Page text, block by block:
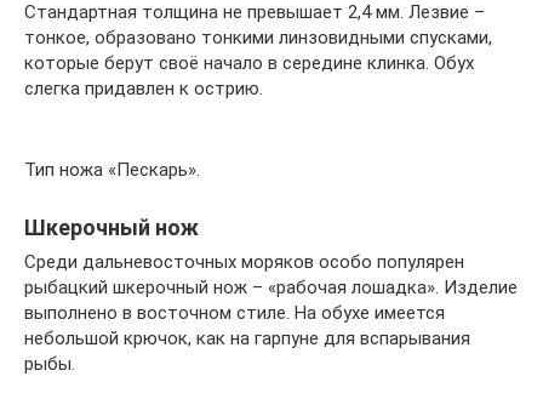
Стандартная толщина не превышает 2,4 мм. Лезвие –
тонкое, образовано тонкими линзовидными спусками,
которые берут своё начало в середине клинка. Обух
слегка придавлен к острию.
Тип ножа «Пескарь».
Шкерочный нож
Среди дальневосточных моряков особо популярен
рыбацкий шкерочный нож – «рабочая лошадка». Изделие
выполнено в восточном стиле. На обухе имеется
небольшой крючок, как на гарпуне для вспарывания
рыбы.